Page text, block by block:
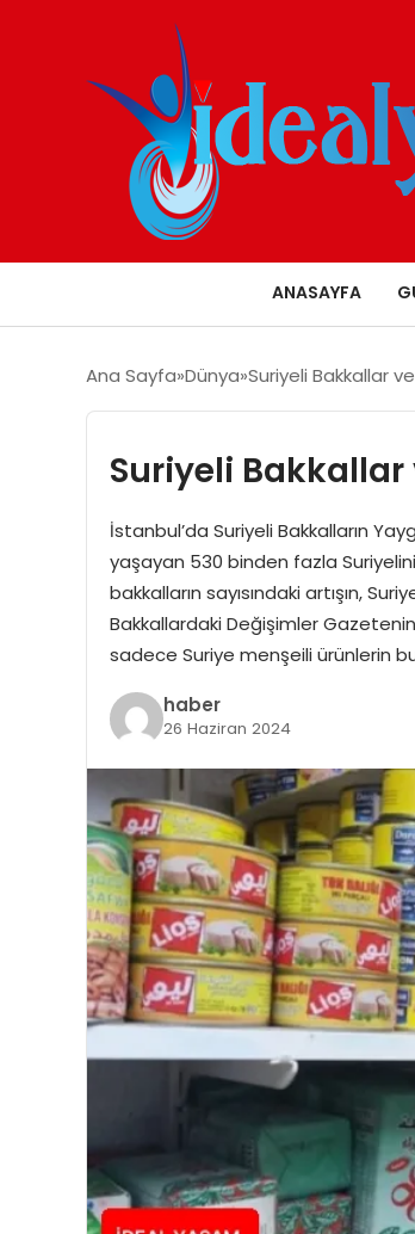
ANASAYFA
Ana Sayfa Dünya Suriyeli Bakkallar
Suriyeli
İstanbul’da Suriyeli Bakkalların
yaşayan 530 binden fazla
bakkalların sayısındaki artışın,
Bakkallardaki Değişimler
sadece Suriye menşeili ürünlerin
haber
26 Haziran 2024